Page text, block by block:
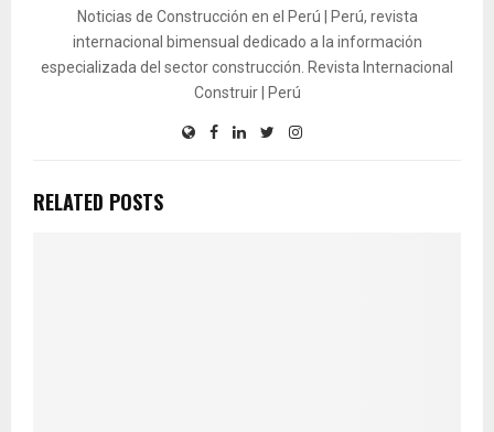
Noticias de Construcción en el Perú | Perú, revista
internacional bimensual dedicado a la información
especializada del sector construcción. Revista Internacional
Construir | Perú
RELATED POSTS